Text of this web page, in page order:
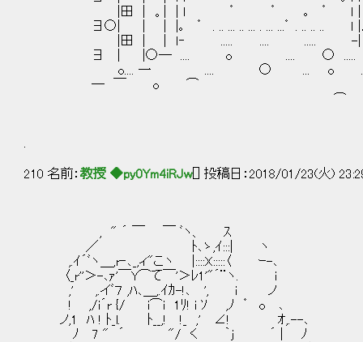
|田 | 。| | ｌ ゜ ゜ ｡ ゜ ｌ
∃○| | | |｡ ゜ . .. ... .. ... . ... ...゜ . .. .. .. ｌ
|田 | | ｌ‐ ..... .... ..... -| |
∃ | |○― .... o .... ○ ..... ― |
o.... 一 .... ○ ... o ....
― ￣ o ⌒
210 名前： 教授 ◆py0Ym4iRJw[] 投稿日：2018/01/23(火)
, " ´ ￣ ￣ ﾞヽ、 ｽ
／ ﾄ､ゝ,ｲ:::| ヽ
,.ｲ´ﾞヽ＿,r‐､_,ィ"こヽ |::::X:::::〈 ｰ-､
〈_r''＞-､ｧ'￣Y⌒て￣'＞ﾚ1'"´¨ヽ. i ど、どど
,' ,.イﾞ７ ,ﾊ､＿,.ｲｶ-!､ ', i ノ
! ,/i´r {/ i⌒i 1ﾘ! i ｿ ,ﾉ ゜ o ､ 冬支度
ノ,1 ﾊ ! ﾄ_l. ﾄ__,! !_ ,' ∠! ｵ,.--､
ﾉ 7 " ´ "/ く ｀j ´ | ﾉ このままじゃお